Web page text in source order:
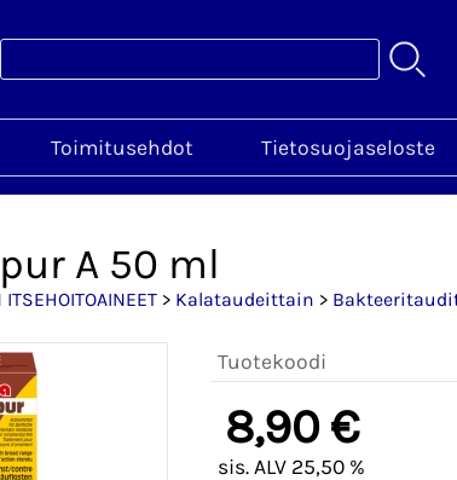
Toimitusehdot Tietosuojaseloste
A 50 ml
ITSEHOITOAINEET > Kalataudeittain >
Tuotekoodi
8,90 €
sis. ALV 25,50 %